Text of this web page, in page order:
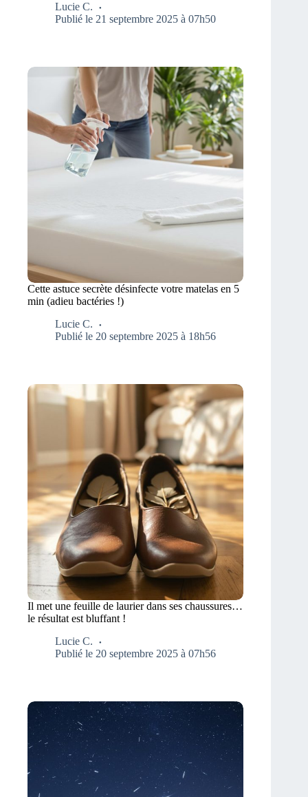
Lucie C.
Publié le 21 septembre 2025 à 07h50
Cette astuce secrète désinfecte votre matelas en 5
min (adieu bactéries !)
Lucie C.
Publié le 20 septembre 2025 à 18h56
Il met une feuille de laurier dans ses chaussures…
le résultat est bluffant !
Lucie C.
Publié le 20 septembre 2025 à 07h56